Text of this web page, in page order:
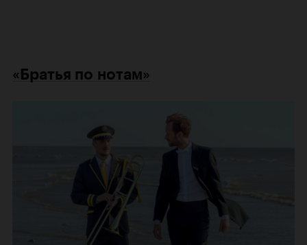
«Братья по нотам»